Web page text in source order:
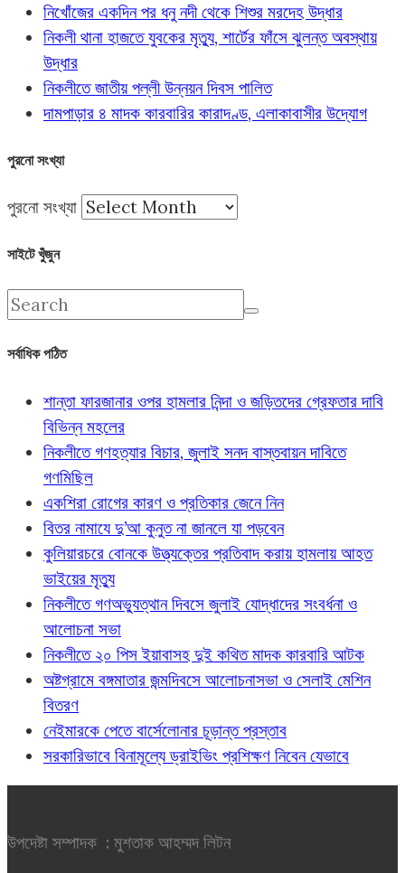
নিখোঁজের একদিন পর ধনু নদী থেকে শিশুর মরদেহ উদ্ধার
নিকলী থানা হাজতে যুবকের মৃত্যু, শার্টের ফাঁসে ঝুলন্ত অবস্থায়
উদ্ধার
নিকলীতে জাতীয় পল্লী উন্নয়ন দিবস পালিত
দামপাড়ার ৪ মাদক কারবারির কারাদণ্ড, এলাকাবাসীর উদ্যোগ
পুরনো সংখ্যা
পুরনো সংখ্যা
সাইটে খুঁজুন
সর্বাধিক পঠিত
শান্তা ফারজানার ওপর হামলার নিন্দা ও জড়িতদের গ্রেফতার দাবি
বিভিন্ন মহলের
নিকলীতে গণহত্যার বিচার, জুলাই সনদ বাস্তবায়ন দাবিতে
গণমিছিল
একশিরা রোগের কারণ ও প্রতিকার জেনে নিন
বিতর নামাযে দু’আ কুনুত না জানলে যা পড়বেন
কুলিয়ারচরে বোনকে উত্ত্যক্তের প্রতিবাদ করায় হামলায় আহত
ভাইয়ের মৃত্যু
নিকলীতে গণঅভ্যুত্থান দিবসে জুলাই যোদ্ধাদের সংবর্ধনা ও
আলোচনা সভা
নিকলীতে ২০ পিস ইয়াবাসহ দুই কথিত মাদক কারবারি আটক
অষ্টগ্রামে বঙ্গমাতার জন্মদিবসে আলোচনাসভা ও সেলাই মেশিন
বিতরণ
নেইমারকে পেতে বার্সেলোনার চূড়ান্ত প্রস্তাব
সরকারিভাবে বিনামূল্যে ড্রাইভিং প্রশিক্ষণ নিবেন যেভাবে
উপদেষ্টা সম্পাদক : মুশতাক আহম্মদ লিটন